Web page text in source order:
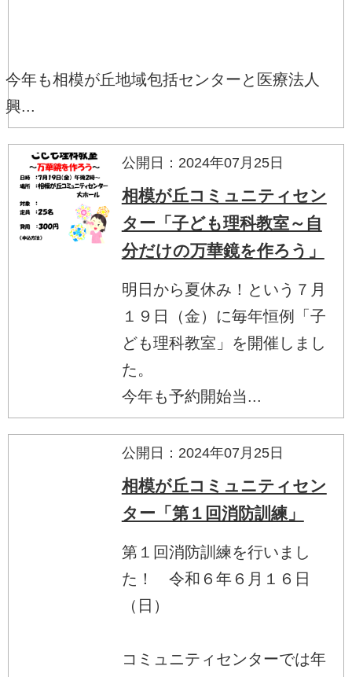
今年も相模が丘地域包括センターと医療法人
興...
公開日：2024年07月25日
相模が丘コミュニティセン
ター「子ども理科教室～自
分だけの万華鏡を作ろう」
明日から夏休み！という７月
１９日（金）に毎年恒例「子
ども理科教室」を開催しまし
た。
今年も予約開始当...
公開日：2024年07月25日
相模が丘コミュニティセン
ター「第１回消防訓練」
第１回消防訓練を行いまし
た！ 令和６年６月１６日
（日）
コミュニティセンターでは年